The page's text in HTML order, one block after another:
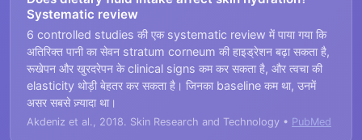
Systematic review
6 controlled studies की एक systematic review में पाया गया कि
अतिरिक्त पानी का सेवन stratum corneum की हाइड्रेशन बढ़ा सकता है,
रूखेपन और खुरदरेपन के clinical signs कम कर सकता है, और त्वचा की
elasticity थोड़ी बेहतर कर सकता है। जिनका baseline कम था, उनमें
असर सबसे ज़्यादा था।
Akdeniz et al., 2018. Skin Research and Technology • PubMed